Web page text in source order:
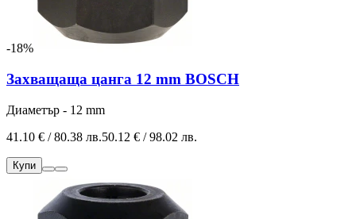
-18%
Захващаща цанга 12 mm BOSCH
Диаметър - 12 mm
41.10 € / 80.38 лв.50.12 € / 98.02 лв.
Купи